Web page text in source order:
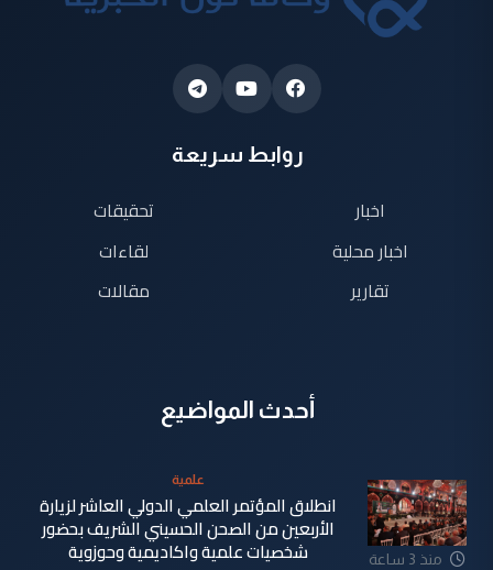
روابط سريعة
اخبار
اخبار محلية
تقارير
تحقيقات
لقاءات
مقالات
أحدث المواضيع
منذ 3 ساعة
علمية
انطلاق المؤتمر العلمي الدولي العاشر لزيارة
الأربعين من الصحن الحسيني الشريف بحضور
شخصيات علمية واكاديمية وحوزوية